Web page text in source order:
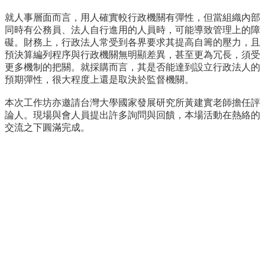
區
招
生
專
區
學
術
研
就人事層面而言，用人確實較行政機關有彈性，但當組織內部
同時有公務員、法人自行進用的人員時，可能導致管理上的障
礙。財務上，行政法人常受到各界要求其提高自籌的壓力，且
預決算編列程序與行政機關無明顯差異，甚至更為冗長，須受
更多機制的把關。就採購而言，其是否能達到設立行政法人的
預期彈性，很大程度上還是取決於監督機關。
本次工作坊亦邀請台灣大學國家發展研究所黃建實老師擔任評
論人。現場與會人員提出許多詢問與回饋，本場活動在熱絡的
交流之下圓滿完成。